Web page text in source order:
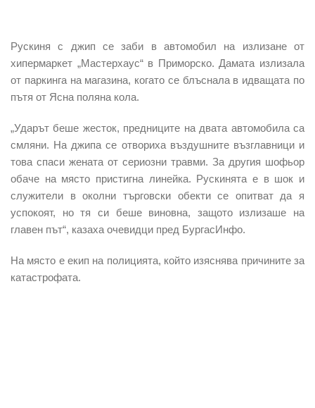
Рускиня с джип се заби в автомобил на излизане от
хипермаркет „Мастерхаус“ в Приморско. Дамата излизала
от паркинга на магазина, когато се блъснала в идващата по
пътя от Ясна поляна кола.
„Ударът беше жесток, предниците на двата автомобила са
смляни. На джипа се отвориха въздушните възглавници и
това спаси жената от сериозни травми. За другия шофьор
обаче на място пристигна линейка. Рускинята е в шок и
служители в околни търговски обекти се опитват да я
успокоят, но тя си беше виновна, защото излизаше на
главен път“, казаха очевидци пред БургасИнфо.
На място е екип на полицията, който изяснява причините за
катастрофата.